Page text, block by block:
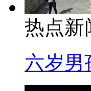
热点新
六岁男